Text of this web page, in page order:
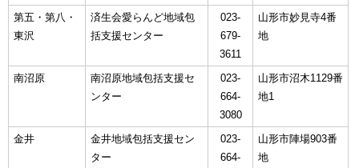
第五・第八・
東沢
済生会愛らんど地域包
括支援センター
023-
679-
3611
山形市妙見寺4番
地
南沼原
南沼原地域包括支援セ
ンター
023-
664-
3080
山形市沼木1129番
地1
金井
金井地域包括支援セン
ター
023-
664-
山形市陣場903番
地